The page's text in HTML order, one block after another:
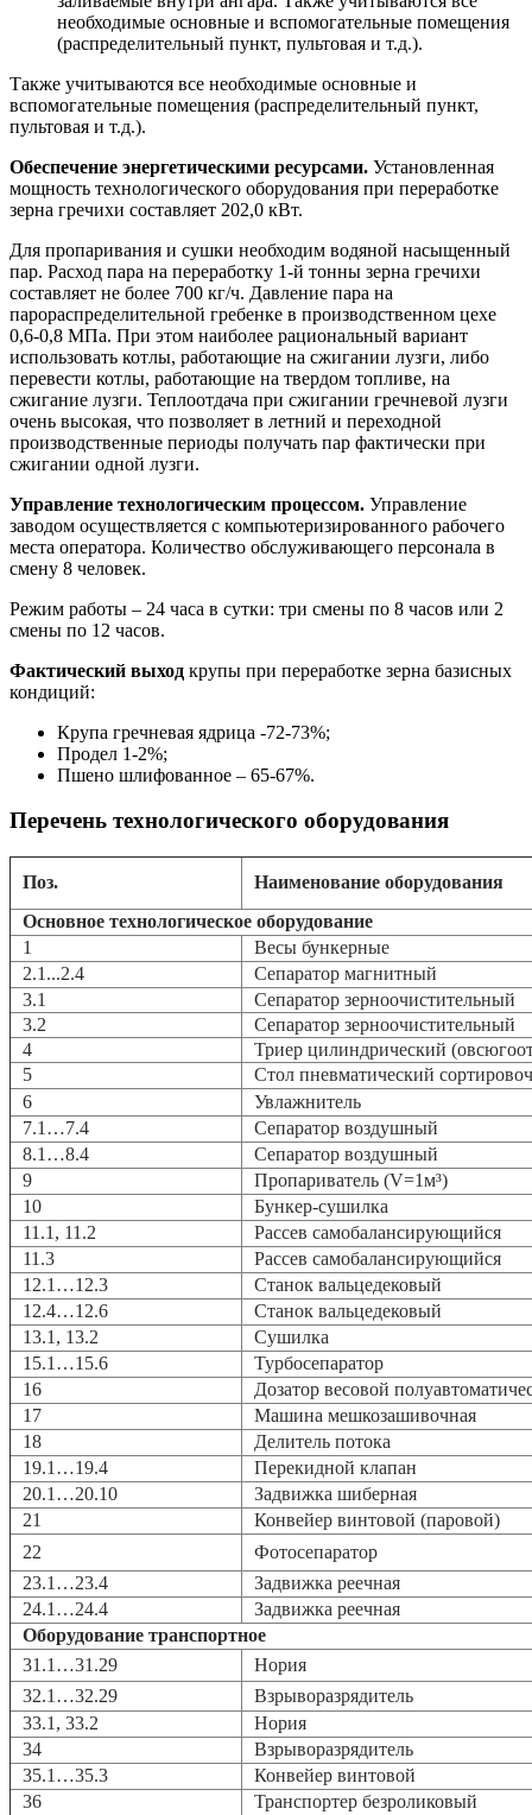
необходимые основные и вспомогательные помещения
(распределительный пункт, пультовая и т.д.).
Также учитываются все необходимые основные и
вспомогательные помещения (распределительный пункт,
пультовая и т.д.).
Обеспечение энергетическими ресурсами. Установленная
мощность технологического оборудования при переработке
зерна гречихи составляет 202,0 кВт.
Для пропаривания и сушки необходим водяной насыщенный
пар. Расход пара на переработку 1-й тонны зерна гречихи
составляет не более 700 кг/ч. Давление пара на
парораспределительной гребенке в производственном цехе
0,6-0,8 МПа. При этом наиболее рациональный вариант
использовать котлы, работающие на сжигании лузги, либо
перевести котлы, работающие на твердом топливе, на
сжигание лузги. Теплоотдача при сжигании гречневой лузги
очень высокая, что позволяет в летний и переходной
производственные периоды получать пар фактически при
сжигании одной лузги.
Управление технологическим процессом. Управление
заводом осуществляется с компьютеризированного рабочего
места оператора. Количество обслуживающего персонала в
смену 8 человек.
Режим работы – 24 часа в сутки: три смены по 8 часов или 2
смены по 12 часов.
Фактический выход крупы при переработке зерна базисных
кондиций:
Крупа гречневая ядрица -72-73%;
Продел 1-2%;
Пшено шлифованное – 65-67%.
Перечень технологического оборудования
Поз.
Наименование оборудования
Основное технологическое оборудование
1
Весы бункерные
2.1...2.4
Сепаратор магнитный
3.1
Сепаратор зерноочистительный
3.2
Сепаратор зерноочистительный
4
Триер цилиндрический
5
Стол пневматический
6
Увлажнитель
7.1…7.4
Сепаратор воздушный
8.1…8.4
Сепаратор воздушный
9
Пропариватель (V=1м³)
10
Бункер-сушилка
11.1, 11.2
Рассев самобалансирующийся
11.3
Рассев самобалансирующийся
12.1…12.3
Станок вальцедековый
12.4…12.6
Станок вальцедековый
13.1, 13.2
Сушилка
15.1…15.6
Турбосепаратор
16
Дозатор весовой
17
Машина мешкозашивочная
18
Делитель потока
19.1…19.4
Перекидной клапан
20.1…20.10
Задвижка шиберная
21
Конвейер винтовой (паровой)
22
Фотосепаратор
23.1…23.4
Задвижка реечная
24.1…24.4
Задвижка реечная
Оборудование транспортное
31.1…31.29
Нория
32.1…32.29
Взрыворазрядитель
33.1, 33.2
Нория
34
Взрыворазрядитель
35.1…35.3
Конвейер винтовой
36
Транспортер безроликовый